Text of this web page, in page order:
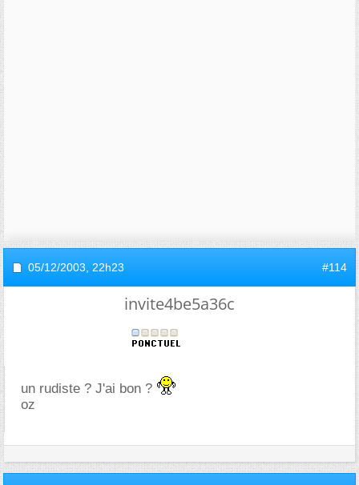
05/12/2003, 22h23 #114
invite4be5a36c
un rudiste ? J'ai bon ?
oz